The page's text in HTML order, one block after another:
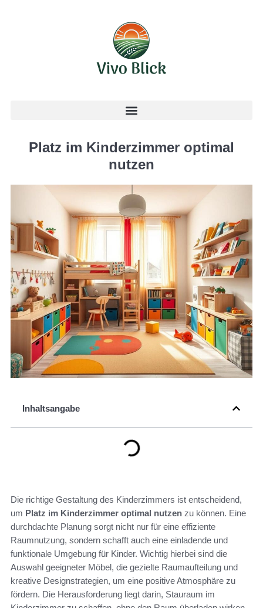
Platz im Kinderzimmer optimal
nutzen
Inhaltsangabe
Die richtige Gestaltung des Kinderzimmers ist entscheidend,
um Platz im Kinderzimmer optimal nutzen zu können. Eine
durchdachte Planung sorgt nicht nur für eine effiziente
Raumnutzung, sondern schafft auch eine einladende und
funktionale Umgebung für Kinder. Wichtig hierbei sind die
Auswahl geeigneter Möbel, die gezielte Raumaufteilung und
kreative Designstrategien, um eine positive Atmosphäre zu
fördern. Die Herausforderung liegt darin, Stauraum im